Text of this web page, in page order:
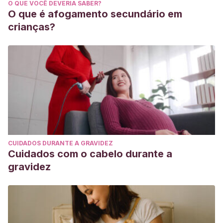
PMC5878284.
Salgado F, Handler MZ, Schwartz RA. Shedding light on
onychomadesis. Cutis. 2017 Jan;99(1):33-36. PMID:
28207011.
O QUE VOCÊ DEVERIA SABER?
O que é afogamento secundário em
crianças?
CUIDADOS DURANTE A GRAVIDEZ
Cuidados com o cabelo durante a
gravidez